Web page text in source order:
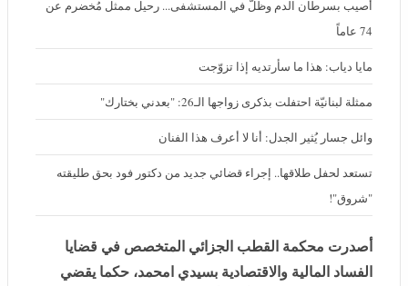
مايا دياب: هذا ما سأرتديه إذا تزوّجت
ممثلة لبنانيّة احتفلت بذكرى زواجها الـ26: "بعدني بختارك"
وائل جسار يُثير الجدل: أنا لا أعرف هذا الفنان
تستعد لحفل طلاقها.. إجراء قضائي جديد من دكتور فود بحق طليقته
"شروق"!
أصدرت محكمة القطب الجزائي المتخصص في قضايا الفساد
سنوات حبساً نافذاً و8 مليون دج غرامة مالية نافذة لرجل